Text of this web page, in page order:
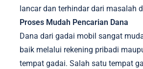
lancar dan terhindar dari masalah
Proses Mudah Pencarian Dana
Dana dari gadai mobil sangat
baik melalui rekening pribadi
tempat gadai. Salah satu tempat